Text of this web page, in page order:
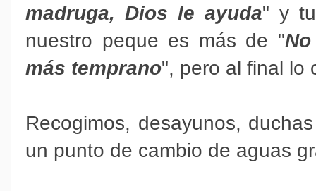
madruga, Dios le ayuda" y
nuestro peque es más de "
más temprano", pero al final lo
Recogimos, desayunos,
un punto de cambio de aguas